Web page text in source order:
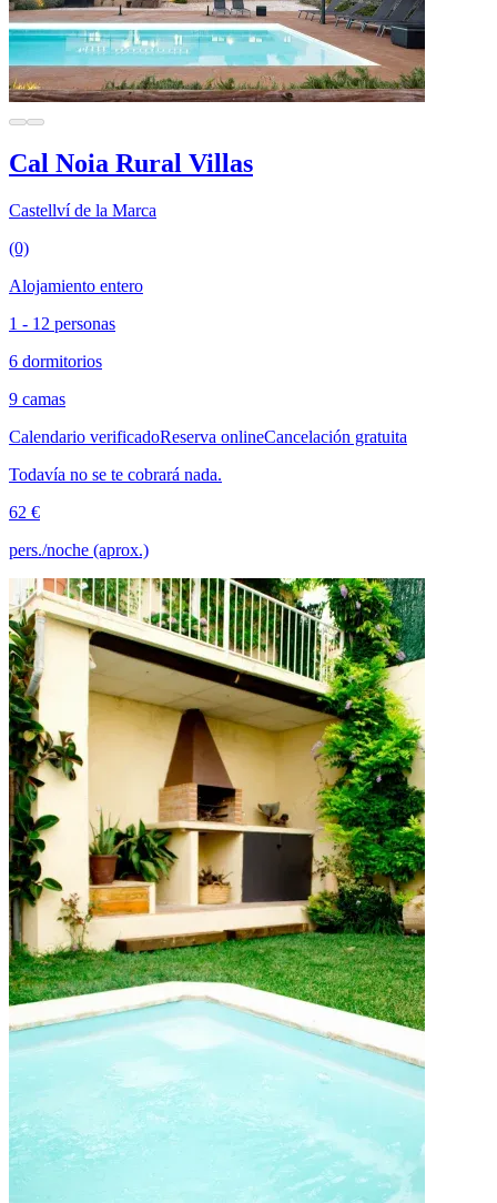
Cal Noia Rural Villas
Castellví de la Marca
(0)
Alojamiento entero
1 - 12 personas
6 dormitorios
9 camas
Calendario verificadoReserva onlineCancelación gratuita
Todavía no se te cobrará nada.
62 €
pers./noche (aprox.)